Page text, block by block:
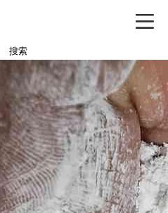
搜索